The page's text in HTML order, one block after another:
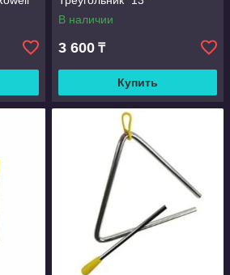
В наличии
3 600 ₸
Купить